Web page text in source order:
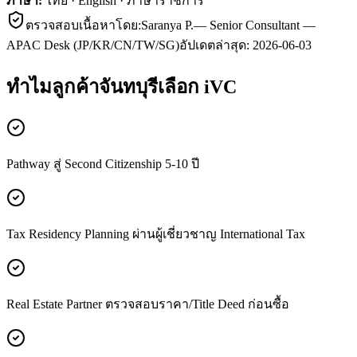
ตรวจสอบเนื้อหาโดย:Saranya P.— Senior Consultant —
APAC Desk (JP/KR/CN/TW/SG)อัปเดตล่าสุด: 2026-06-03
ทำไมลูกค้าจันทบุรีเลือก iVC
Pathway สู่ Second Citizenship 5-10 ปี
Tax Residency Planning ผ่านผู้เชี่ยวชาญ International Tax
Real Estate Partner ตรวจสอบราคา/Title Deed ก่อนซื้อ